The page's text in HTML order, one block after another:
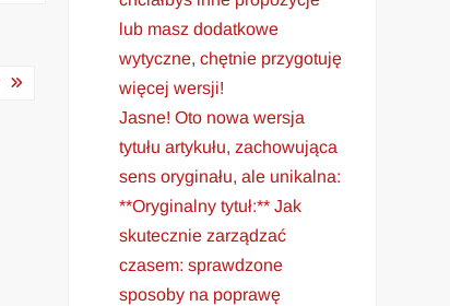
lub masz dodatkowe
wytyczne, chętnie przygotuję
więcej wersji!
Jasne! Oto nowa wersja
tytułu artykułu, zachowująca
sens oryginału, ale unikalna:
**Oryginalny tytuł:** Jak
skutecznie zarządzać
czasem: sprawdzone
sposoby na poprawę